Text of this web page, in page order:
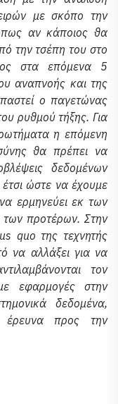
με σκόπο την
αν κάποιος θα
την τσέπη του στο
στα επόμενα 5
αναπνοής και της
ο παγετώνας
ρυθμού τήξης. Για
η επόμενη
θα πρέπει να
δεδομένων
ώστε να έχουμε
ερμηνεύει εκ των
προτέρων. Στην
quo της τεχνητής
να αλλάξει για να
τον
εφαρμογές στην
δεδομένα,
προς την